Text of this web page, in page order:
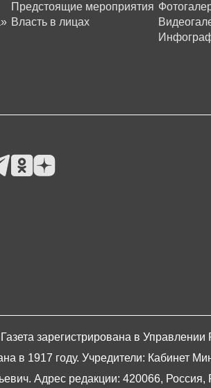
Предстоящие мероприятия
Власть в лицах
зарегистрирована в
в 1917 году. Учредители: Кабинет
Адрес редакции: 420066, Россия,